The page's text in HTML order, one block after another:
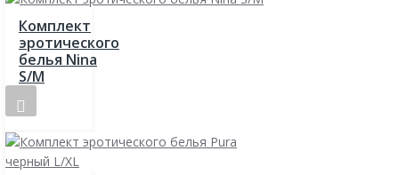
Комплект
эротического
белья Nina
S/M